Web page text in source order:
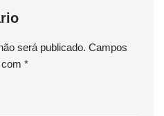
será publicado. Campos
*